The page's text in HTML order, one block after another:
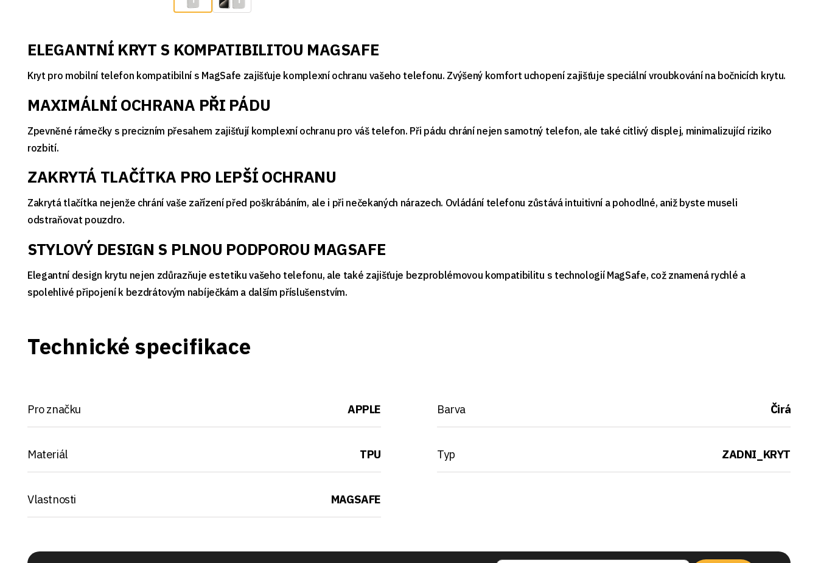
ELEGANTNÍ KRYT S KOMPATIBILITOU MAGSAFE
Kryt pro mobilní telefon kompatibilní s MagSafe zajišťuje komplexní ochranu vašeho telefonu. Zvýšený komfort uchopení zajišťuje speciální vroubkování na bočnicích krytu.
MAXIMÁLNÍ OCHRANA PŘI PÁDU
Zpevněné rámečky s precizním přesahem zajišťují komplexní ochranu pro váš telefon. Při pádu chrání nejen samotný telefon, ale také citlivý displej, minimalizující riziko
rozbití.
ZAKRYTÁ TLAČÍTKA PRO LEPŠÍ OCHRANU
Zakrytá tlačítka nejenže chrání vaše zařízení před poškrábáním, ale i při nečekaných nárazech. Ovládání telefonu zůstává intuitivní a pohodlné, aniž byste museli
odstraňovat pouzdro.
STYLOVÝ DESIGN S PLNOU PODPOROU MAGSAFE
Elegantní design krytu nejen zdůrazňuje estetiku vašeho telefonu, ale také zajišťuje bezproblémovou kompatibilitu s technologií MagSafe, což znamená rychlé a
spolehlivé připojení k bezdrátovým nabíječkám a dalším příslušenstvím.
Technické specifikace
Pro značku APPLE Barva Čirá
Materiál TPU Typ ZADNI_KRYT
Vlastnosti MAGSAFE